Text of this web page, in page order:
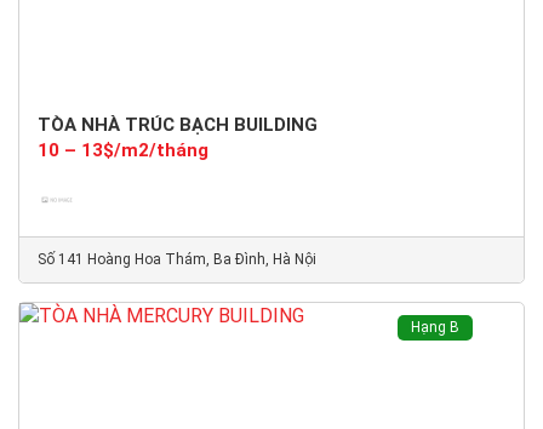
TÒA NHÀ TRÚC BẠCH BUILDING
10 – 13$/m2/tháng
Số 141 Hoàng Hoa Thám, Ba Đình, Hà Nội
Hạng B